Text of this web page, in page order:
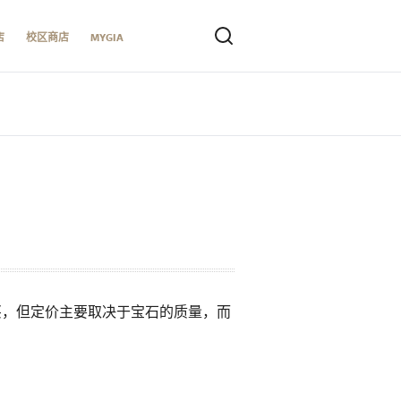
校区商店 MYGIA
但定价主要取决于宝石的质量，而